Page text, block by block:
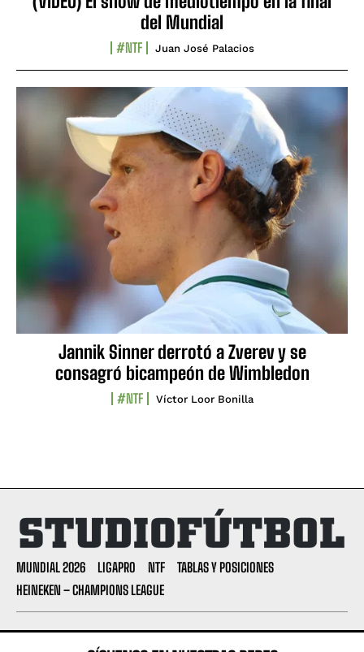
del Mundial
#NTF Juan José Palacios
Jannik Sinner derrotó a Zverev y se
consagró bicampeón de Wimbledon
#NTF Víctor Loor Bonilla
MUNDIAL 2026 LIGAPRO NTF
TABLAS Y POSICIONES
HEINEKEN – CHAMPIONS LEAGUE